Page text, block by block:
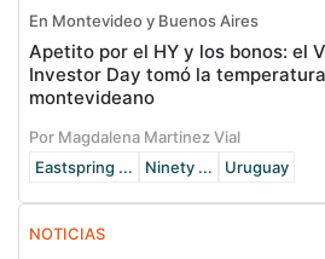
En Montevideo y Buenos Aires
Apetito por el HY y los bonos: el
Investor Day tomó la
montevideano
Por Magdalena Martinez Vial
Eastspring ...
Ninety ... Uruguay
NOTICIAS